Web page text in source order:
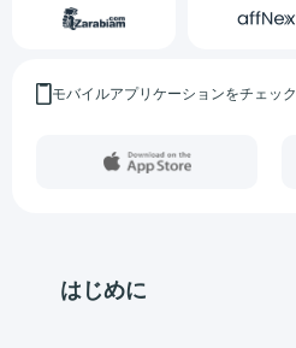
モバイルアプリケーションをチェック
はじめに